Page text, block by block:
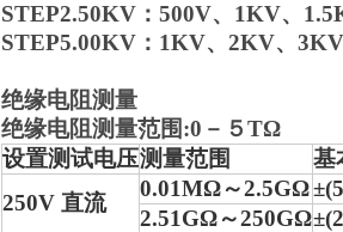
STEP2.50KV：500V、1KV、
STEP5.00KV：1KV、2KV、
绝缘电阻测量
绝缘电阻测量范围:0－５TΩ
设置测试电压测量范围
基
250V 直流
0.01MΩ～2.5GΩ
2.51GΩ～250GΩ